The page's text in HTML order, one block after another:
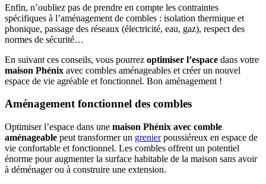
Enfin, n’oubliez pas de prendre en compte les contraintes
spécifiques à l’aménagement de combles : isolation thermique et
phonique, passage des réseaux (électricité, eau, gaz), respect des
normes de sécurité…
En suivant ces conseils, vous pourrez optimiser l’espace dans votre
maison Phénix avec combles aménageables et créer un nouvel
espace de vie agréable et fonctionnel. Bon aménagement !
Aménagement fonctionnel des combles
Optimiser l’espace dans une maison Phénix avec comble
aménageable peut transformer un grenierpoussiéreux en espace de
vie confortable et fonctionnel. Les combles offrent un potentiel
énorme pour augmenter la surface habitable de la maison sans avoir
à déménager ou à construire une extension.